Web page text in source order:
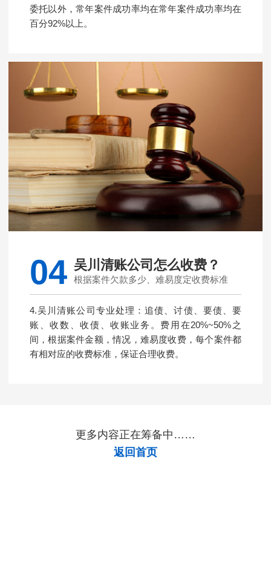
委托以外，常年案件成功率均在常年案件成功率均在
百分92%以上。
04 吴川清账公司怎么收费？
根据案件欠款多少、难易度定收费标准
4.吴川清账公司专业处理：追债、讨债、要债、要
账、收数、收债、收账业务。费用在20%~50%之
间，根据案件金额，情况，难易度收费，每个案件都
有相对应的收费标准，保证合理收费。
更多内容正在筹备中……
返回首页